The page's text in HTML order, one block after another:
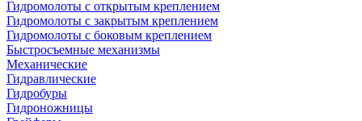
Гидромолоты с открытым креплением
Гидромолоты с закрытым креплением
Гидромолоты с боковым креплением
Быстросъемные механизмы
Механические
Гидравлические
Гидробуры
Гидроножницы